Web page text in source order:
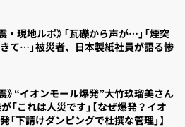
・現地ルポ》「瓦礫から声が…」「煙突
て…」被災者、日本製紙社員が語る惨
》“イオンモール爆発”大竹玖瑠美さん
が「これは人災です」【なぜ爆発？イオ
「下請けダンピングで杜撰な管理」】